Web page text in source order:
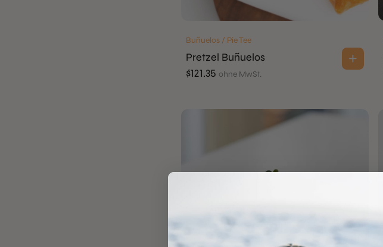
Buñuelos / Pie Tee
Pretzel Buñuelos
$121.35 ohne MwSt.